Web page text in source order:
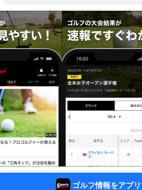
ゴルフ情報をアプ